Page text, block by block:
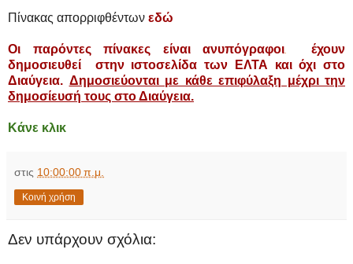
Πίνακας απορριφθέντων εδώ
Οι παρόντες πίνακες είναι ανυπόγραφοι
έχουν
δημοσιευθεί στην ιστοσελίδα των ΕΛΤΑ και όχι στο
Διαύγεια. Δημοσιεύονται με κάθε επιφύλαξη μέχρι την
δημοσίευσή τους στο Διαύγεια.
Κάνε κλικ
στις 10:00:00 π.μ.
Κοινή χρήση
Δεν υπάρχουν σχόλια: